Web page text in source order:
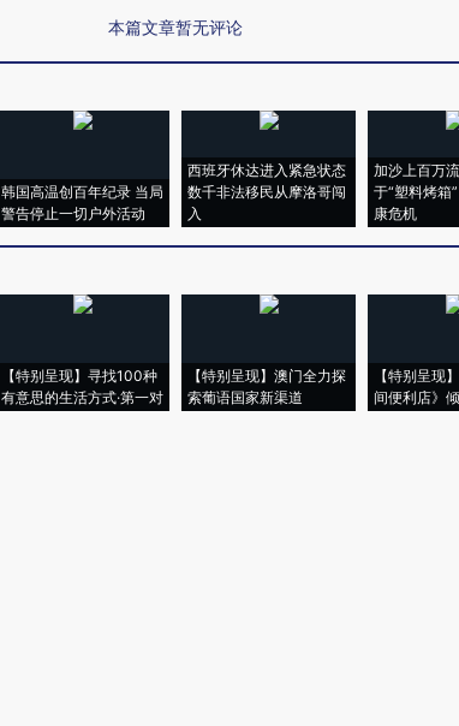
本篇文章暂无评论
韩国高温创百年纪录 当局
警告停止一切户外活动
西班牙休达进入紧急状态
数千非法移民从摩洛哥闯
入
加沙上百万
于“塑料烤箱
康危机
【特别呈现】寻找100种
有意思的生活方式·第一对
【特别呈现】澳门全力探
索葡语国家新渠道
【特别呈现
间便利店》